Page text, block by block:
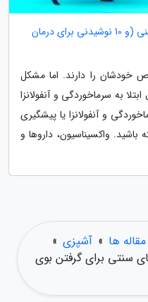
17 ماده طبیعی برای تقویت سیستم ایمنی (و 10 نوشیدنی برای درمان
خودشان را دارند. اما مشکل
به سرماخوردگی و آنفولانزا
و آنفولانزا یا پیشگیری
واکسیناسیون، داروها و
ها » آشپزی »
سنتی برای گرفتن بوی